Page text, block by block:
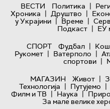
ВЕСТИ Политика |
Хроника | Друштво |
у Украјини | Време |
Подкаст | ЕУ
СПОРТ
Фудбал |
Рукомет | Ватерполо |
спортови |
МАГАЗИН
Живот |
Технологијa | Путујемо |
Филм и ТВ | Наука |
За мале велике